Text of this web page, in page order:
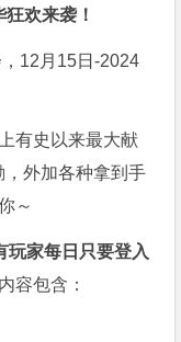
欢来袭！
12月15日-2024
有史以来最大献
，外加各种拿到手
～
玩家每日只要登入
容包含：